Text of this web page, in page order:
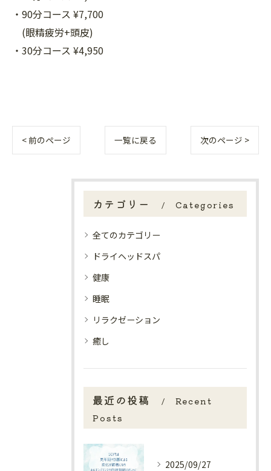
・90分コース ¥7,700
(眼精疲労+頭皮)
・30分コース ¥4,950
< 前のページ 一覧に戻る 次のページ >
カテゴリー Categories
全てのカテゴリー
ドライヘッドスパ
健康
睡眠
リラクゼーション
癒し
最近の投稿
Recent
Posts
2025/09/27